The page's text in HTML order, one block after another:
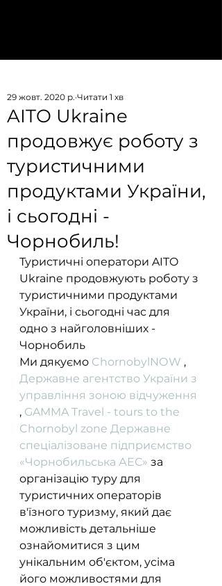
AITO Ukraine
продовжує роботу з
туристичними
продуктами України,
і сьогодні -
Чорнобиль!
29 жовт. 2020 р. Читати 1 хв
Туристичні оператори AITO
Ukraine продовжують роботу з
туристичними продуктами
України, і сьогодні час для
одно з найголовніших -
Чорнобиль
Ми дякуємо ChornobylNОW ,
Державне агентство України з
управління зоною відчуження
, GAMMA Travel - tours to the
Chornobyl zone Державне
спеціалізоване підприємство
«Чорнобильська АЕС» за
організацію туру для
туристичних операторів
в'їзного туризму, який дає
можливість детальніше
ознайомитися з цим
унікальним об'єктом, усіма
його можливостями для